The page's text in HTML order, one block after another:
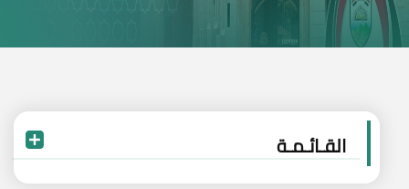
الكليات والمراكز
البحث العلمي
القـائـمـة